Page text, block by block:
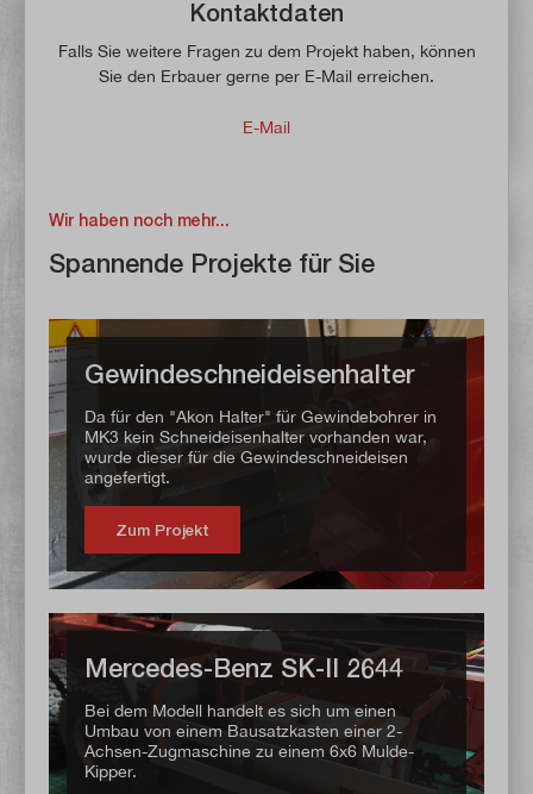
Kontaktdaten
Falls Sie weitere Fragen zu dem Projekt haben, können
Sie den Erbauer gerne per E-Mail erreichen.
E-Mail
Wir haben noch mehr...
Spannende Projekte für Sie
Gewindeschneideisenhalter
Da für den "Akon Halter" für Gewindebohrer in
MK3 kein Schneideisenhalter vorhanden war,
wurde dieser für die Gewindeschneideisen
angefertigt.
Zum Projekt
Mercedes-Benz SK-II 2644
Bei dem Modell handelt es sich um einen
Umbau von einem Bausatzkasten einer 2-
Achsen-Zugmaschine zu einem 6x6 Mulde-
Kipper.